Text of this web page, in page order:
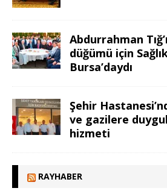
Abdurrahman
düğümü için
Bursa’daydı
Şehir
ve gazilere
hizmeti
RAYHABER